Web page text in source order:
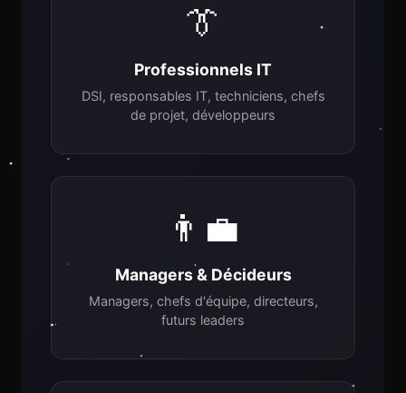
👔
Professionnels IT
DSI, responsables IT, techniciens, chefs
de projet, développeurs
👨‍💼
Managers & Décideurs
Managers, chefs d'équipe, directeurs,
futurs leaders